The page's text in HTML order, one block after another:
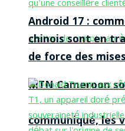
MTN Cameroon
communiqué, les
Android 17 :
chinois sont en
de force des